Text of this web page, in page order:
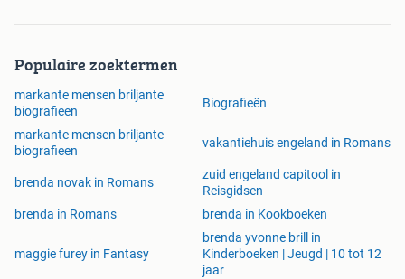
Populaire zoektermen
markante mensen briljante
biografieen
Biografieën
markante mensen briljante
biografieen
vakantiehuis engeland in Romans
brenda novak in Romans
zuid engeland capitool in
Reisgidsen
brenda in Romans
brenda in Kookboeken
maggie furey in Fantasy
brenda yvonne brill in
Kinderboeken | Jeugd | 10 tot 12
jaar